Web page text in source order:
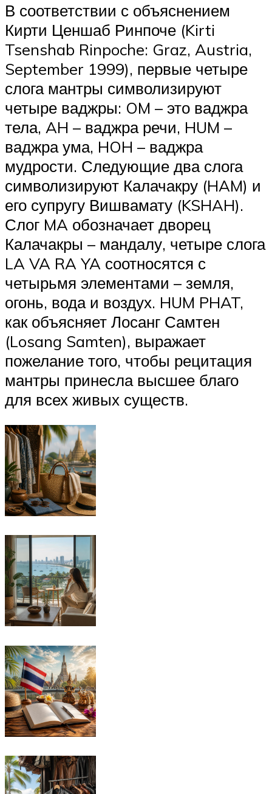
В соответствии с объяснением
Кирти Ценшаб Ринпоче (Kirti
Tsenshab Rinpoche: Graz, Austria,
September 1999), первые четыре
слога мантры символизируют
четыре ваджры: OM – это ваджра
тела, AH – ваджра речи, HUM –
ваджра ума, HOH – ваджра
мудрости. Следующие два слога
символизируют Калачакру (HAM) и
его супругу Вишвамату (KSHAH).
Слог MA обозначает дворец
Калачакры – мандалу, четыре слога
LA VA RA YA соотносятся с
четырьмя элементами – земля,
огонь, вода и воздух. HUM PHAT,
как объясняет Лосанг Самтен
(Losang Samten), выражает
пожелание того, чтобы рецитация
мантры принесла высшее благо
для всех живых существ.